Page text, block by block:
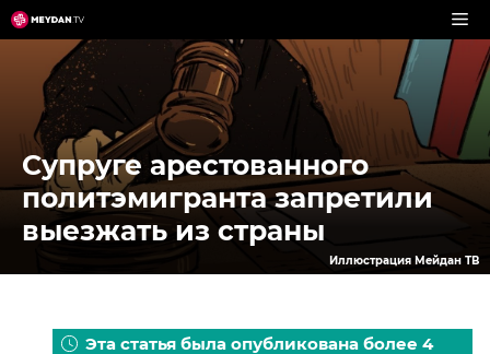
Перейти
к
содержимому
Супруге арестованного
политэмигранта запретили
выезжать из страны
Иллюстрация Мейдан ТВ
Эта статья была опубликована более 4